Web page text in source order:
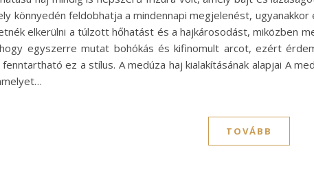
könnyedén feldobhatja a mindennapi megjelenést,
elkerülni a túlzott hőhatást és a hajkárosodást, miközben
egyszerre mutat bohókás és kifinomult arcot, ezért
ez a stílus. A medúza haj kialakításának alapjai A
TOVÁBB